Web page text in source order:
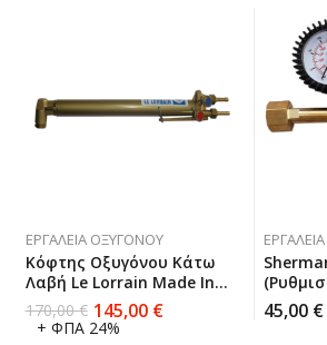
ΕΡΓΑΛΕΊΑ ΟΞΥΓΌΝΟΥ
Κόφτης Οξυγόνου Κάτω
Λαβή Le Lorrain Made In
France 202400
170,00€ 145,00 €
+ ΦΠΑ 24%
45,00 €